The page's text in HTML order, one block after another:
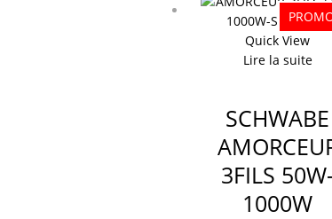
Quick View
Lire la suite
SCHWABE
3FILS
1000W